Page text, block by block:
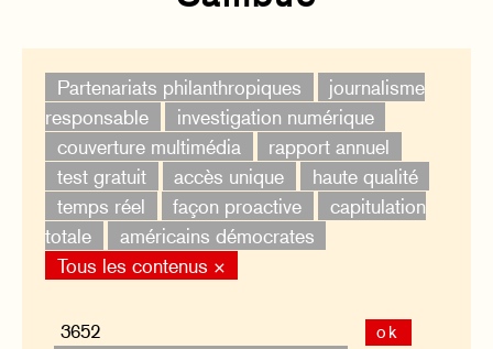
Partenariats philanthropiques
journalisme
responsable
investigation numérique
couverture multimédia
rapport annuel
test gratuit
accès unique
haute qualité
temps réel
façon proactive
capitulation
totale
américains démocrates
Tous les contenus ×
ok